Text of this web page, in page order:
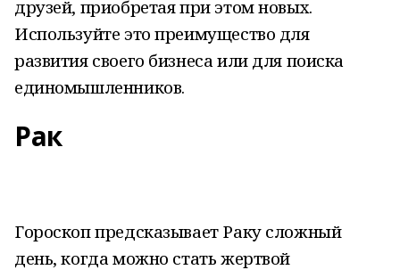
друзей, приобретая при этом новых.
Используйте это преимущество для
развития своего бизнеса или для поиска
единомышленников.
Рак
Гороскоп предсказывает Раку сложный
день, когда можно стать жертвой